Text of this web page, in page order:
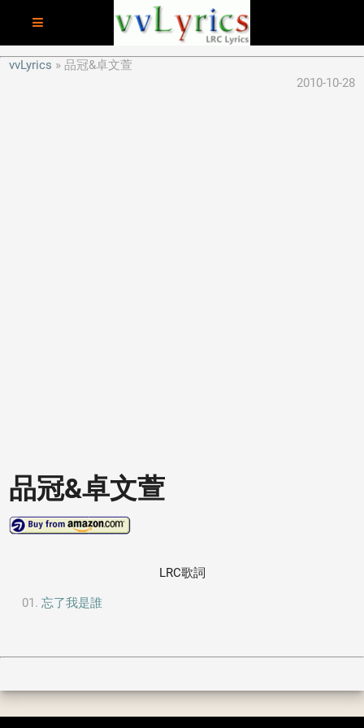
vvLyrics
品冠&卓文萱
2010-10-28
品冠&卓文萱
LRC歌詞
忘了我是誰